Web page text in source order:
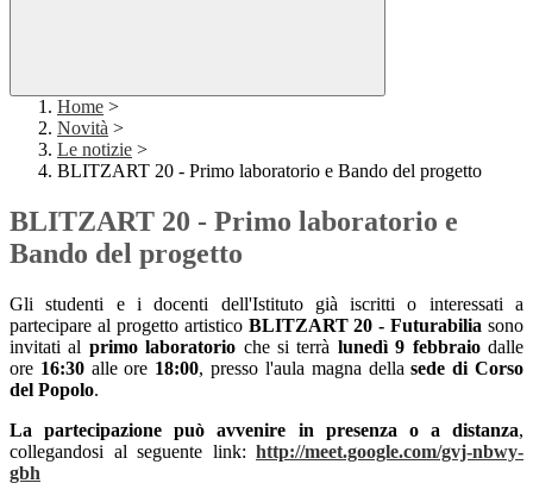
Home >
Novità >
Le notizie >
BLITZART 20 - Primo laboratorio e Bando del progetto
BLITZART 20 - Primo laboratorio e
Bando del progetto
Gli studenti e i docenti dell'Istituto già iscritti o interessati a
partecipare al progetto artistico BLITZART 20 - Futurabilia sono
invitati al primo laboratorio che si terrà lunedì 9 febbraiodalle
ore 16:30 alle ore 18:00, presso l'aula magna dellasede di Corso
del Popolo.
La partecipazione può avvenire in presenza o a distanza,
collegandosi al seguente link: http://meet.google.com/gvj-nbwy-
gbh